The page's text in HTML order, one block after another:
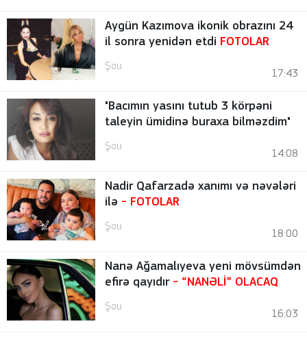
Aygün Kazımova ikonik obrazını 24
il sonra yenidən etdi FOTOLAR
Şou
17:43
"Bacımın yasını tutub 3 körpəni
taleyin ümidinə buraxa bilməzdim"
Şou
14:08
Nadir Qafarzadə xanımı və nəvələri
ilə - FOTOLAR
Şou
18:00
Nanə Ağamalıyeva yeni mövsümdən
efirə qayıdır - “NANƏLİ” OLACAQ
Şou
16:03